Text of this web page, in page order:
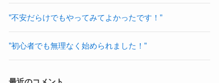
”不安だらけでもやってみてよかったです！”
”初心者でも無理なく始められました！”